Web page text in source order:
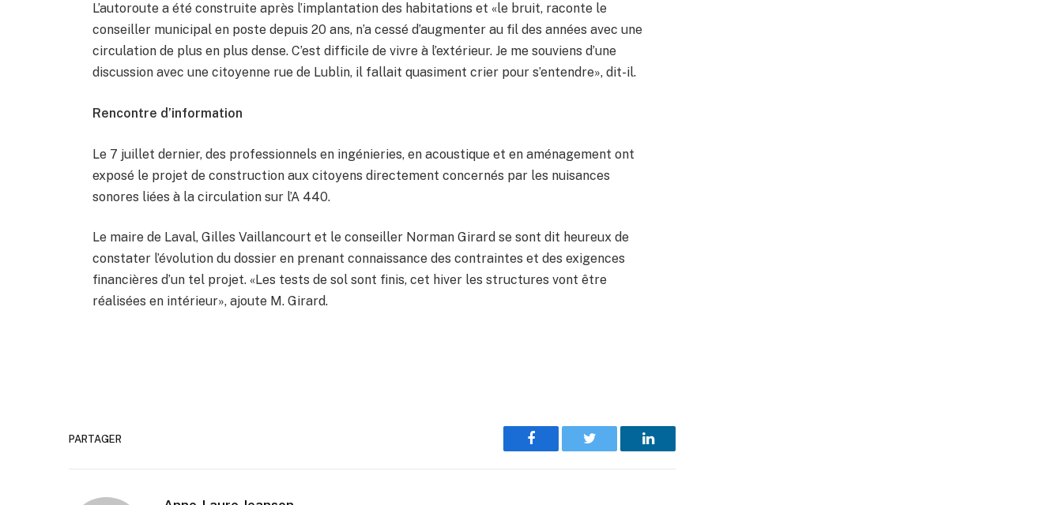
L’autoroute a été construite après l’implantation des habitations et «le bruit, raconte le
conseiller municipal en poste depuis 20 ans, n’a cessé d’augmenter au fil des années avec une
circulation de plus en plus dense. C’est difficile de vivre à l’extérieur. Je me souviens d’une
discussion avec une citoyenne rue de Lublin, il fallait quasiment crier pour s’entendre», dit-il.
Rencontre d’information
Le 7 juillet dernier, des professionnels en ingénieries, en acoustique et en aménagement ont
exposé le projet de construction aux citoyens directement concernés par les nuisances
sonores liées à la circulation sur l’A 440.
Le maire de Laval, Gilles Vaillancourt et le conseiller Norman Girard se sont dit heureux de
constater l’évolution du dossier en prenant connaissance des contraintes et des exigences
financières d’un tel projet. «Les tests de sol sont finis, cet hiver les structures vont être
réalisées en intérieur», ajoute M. Girard.
PARTAGER
Facebook Twitter LinkedIn